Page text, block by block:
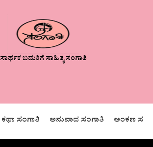
ಸಾರ್ಥಕ ಬದುಕಿಗೆ ಸಾಹಿತ್ಯ ಸಂಗಾತಿ
ಕಥಾ ಸಂಗಾತಿ ಅನುವಾದ ಸಂಗಾತಿ ಅಂಕಣ